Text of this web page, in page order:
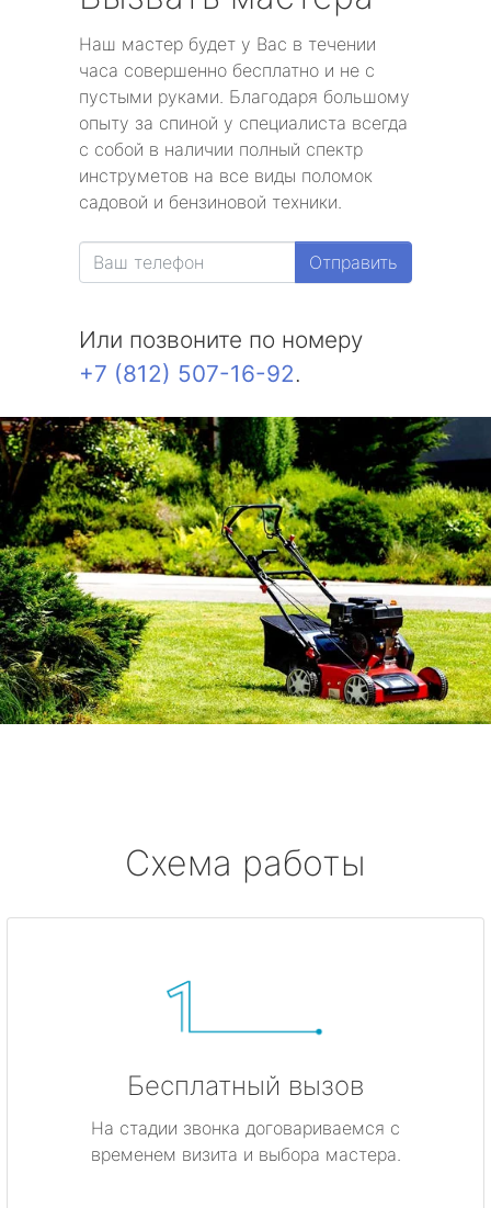
Наш мастер будет у Вас в течении
часа совершенно бесплатно и не с
пустыми руками. Благодаря большому
опыту за спиной у специалиста всегда
с собой в наличии полный спектр
инструметов на все виды поломок
садовой и бензиновой техники.
Отправить
Или позвоните по номеру
+7 (812) 507-16-92.
Схема работы
Бесплатный вызов
На стадии звонка договариваемся с
временем визита и выбора мастера.